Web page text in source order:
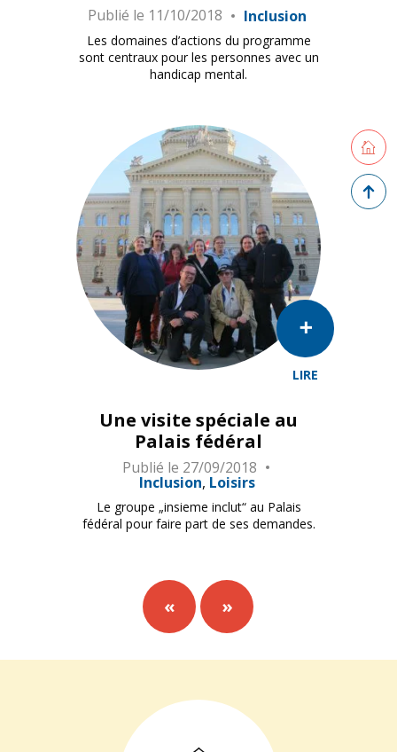
Publié le 11/10/2018 Inclusion
Les domaines d’actions du programme
sont centraux pour les personnes avec un
handicap mental.
LIRE
Une visite spéciale au
Palais fédéral
Publié le 27/09/2018
Inclusion Loisirs
Le groupe „insieme inclut“ au Palais
fédéral pour faire part de ses demandes.
« »
Retour